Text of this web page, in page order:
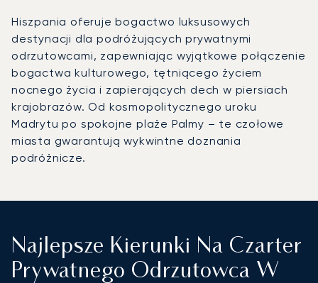
Hiszpania oferuje bogactwo luksusowych
destynacji dla podróżujących prywatnymi
odrzutowcami, zapewniając wyjątkowe połączenie
bogactwa kulturowego, tętniącego życiem
nocnego życia i zapierających dech w piersiach
krajobrazów. Od kosmopolitycznego uroku
Madrytu po spokojne plaże Palmy – te czołowe
miasta gwarantują wykwintne doznania
podróżnicze.
Najlepsze Kierunki Na Czarter
Prywatnego Odrzutowca W